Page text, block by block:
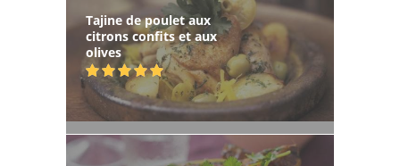
Tajine de poulet aux
citrons confits et aux
olives